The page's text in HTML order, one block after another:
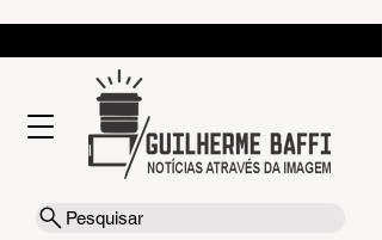
Pesquisar